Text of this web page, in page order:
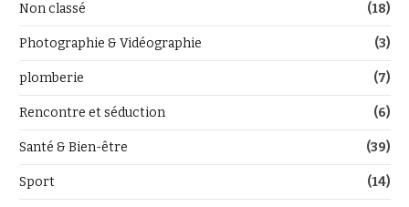
Non classé (18)
Photographie & Vidéographie (3)
plomberie (7)
Rencontre et séduction (6)
Santé & Bien-être (39)
Sport (14)